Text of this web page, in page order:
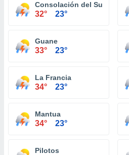
Consolación del Sur
32° 23°
Guane
33° 23°
La Francia
34° 23°
Mantua
34° 23°
Pilotos